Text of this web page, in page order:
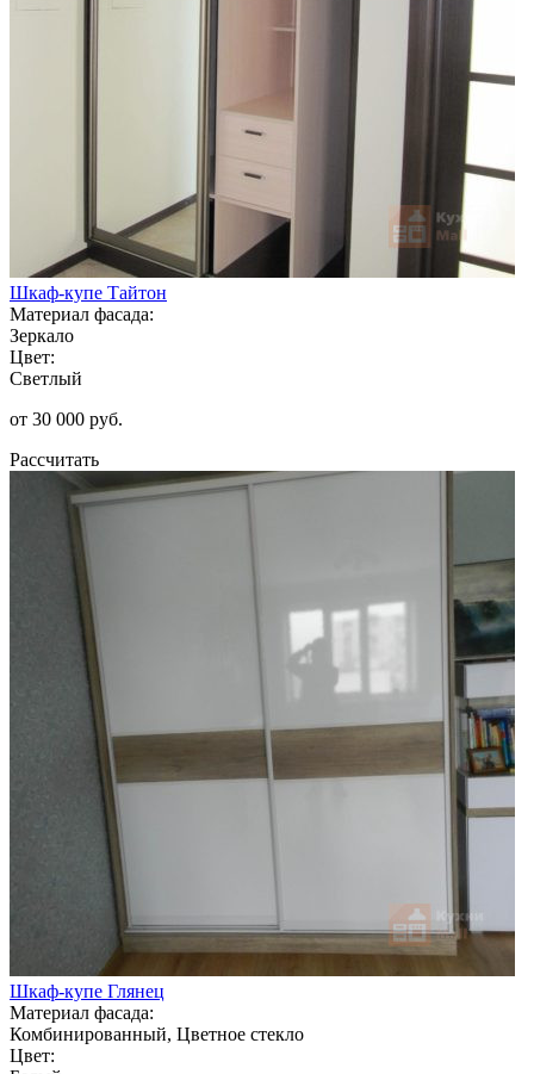
Шкаф-купе Тайтон
Материал фасада:
Зеркало
Цвет:
Светлый
от 30 000 руб.
Рассчитать
Шкаф-купе Глянец
Материал фасада:
Комбинированный, Цветное стекло
Цвет: